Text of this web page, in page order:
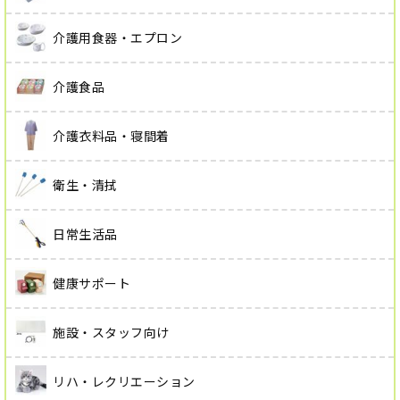
介護用食器・エプロン
介護食品
介護衣料品・寝間着
衛生・清拭
日常生活品
健康サポート
施設・スタッフ向け
リハ・レクリエーション